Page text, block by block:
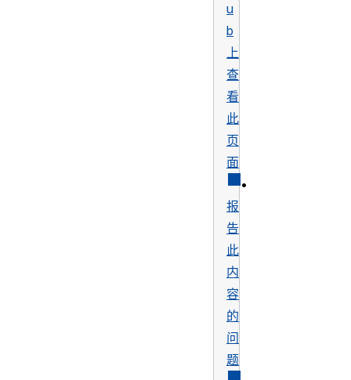
u
b
上
查
看
此
页
面
•
报
告
此
内
容
的
问
题